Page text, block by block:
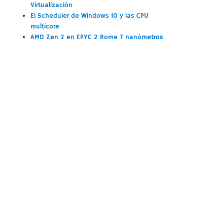
Virtualización
El Scheduler de Windows 10 y las CPU
multicore
AMD Zen 2 en EPYC 2 Rome 7 nanómetros